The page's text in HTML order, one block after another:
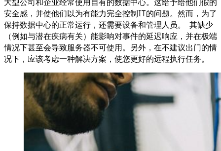
安全感，并使他们以为有能力完全控制IT的问题。然而，为了
保持数据中心的正常运行，还需要设备和管理人员。 其缺少
（例如与潜在疾病有关）能影响对事件的延迟响应，并在极端
情况下甚至会导致服务器不可使用。另外，在不建议出门的情
况下，应该考虑一种解决方案，使您更好的远程执行任务。